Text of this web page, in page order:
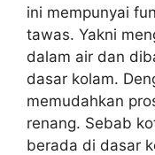
ini mempunyai
tawas. Yakni
dalam air dan
dasar kolam.
memudahkan
renang. Sebab
berada di dasar